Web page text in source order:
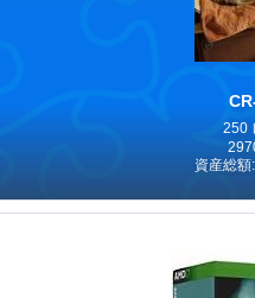
250
資産総